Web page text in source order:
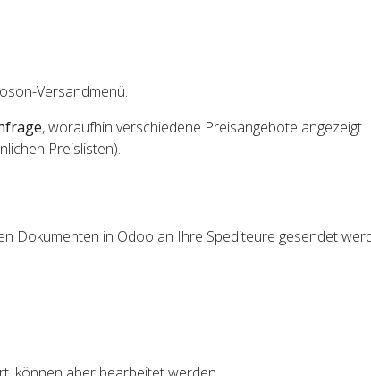
Versandmenü.
, woraufhin verschiedene Preisangebote angezeigt
Preislisten).
Dokumenten in Odoo an Ihre Spediteure gesendet